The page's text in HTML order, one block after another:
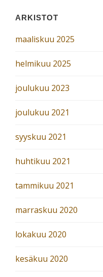
ARKISTOT
maaliskuu 2025
helmikuu 2025
joulukuu 2023
joulukuu 2021
syyskuu 2021
huhtikuu 2021
tammikuu 2021
marraskuu 2020
lokakuu 2020
kesäkuu 2020